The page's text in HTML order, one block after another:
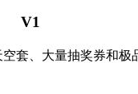
V1
空套、大量抽奖券和极